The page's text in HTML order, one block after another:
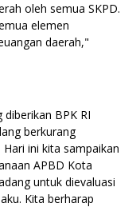
oleh semua SKPD.
elemen
daerah,"
BPK RI
berkurang
ini kita sampaikan
APBD Kota
untuk dievaluasi
Kita berharap